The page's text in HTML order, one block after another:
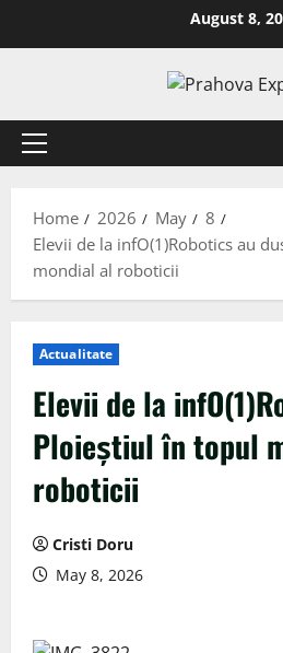
August 8,
Home 2026 May
8
Elevii de la infO(1)Robotics au
mondial al roboticii
Actualitate
Elevii de la
Ploieștiul în topul
roboticii
Cristi Doru
May 8, 2026